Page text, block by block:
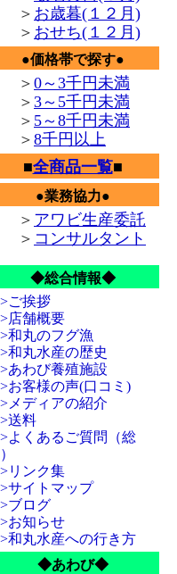
お歳暮(１２月)
おせち(１２月)
●価格帯で探す●
0～3千円未満
3～5千円未満
5～8千円未満
8千円以上
■全商品一覧■
●業務協力●
アワビ生産委託
コンサルタント
◆総合情報◆
ご挨拶
店舗概要
丸のフグ漁
丸水産の歴史
わび養殖施設
客様の声(口コミ)
ディアの紹介
送料
くあるご質問（総
リンク集
イトマップ
ブログ
お知らせ
丸水産への行き方
◆あわび◆